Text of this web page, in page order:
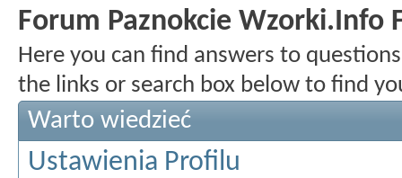
Forum Paznokcie Wzorki.Info
Here you can find answers to
the links or search box below to find
Warto wiedzieć
Ustawienia Profilu